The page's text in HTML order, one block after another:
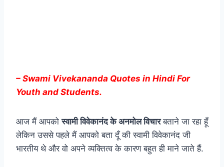
– Swami Vivekananda Quotes in Hindi For
Youth and Students.
आज मैं आपकोस्वामी विवेकानंद के अनमोल विचारबताने जा रहा हूँ
लेकिन उससे पहले मैं आपको बता दूँ की स्वामी विवेकानंद जी
भारतीय थे और वो अपने व्यक्तित्व के कारण बहुत ही माने जाते हैं.